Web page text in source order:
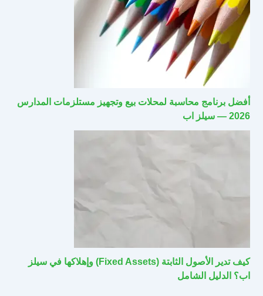
أفضل برنامج محاسبة لمحلات بيع وتجهيز مستلزمات المدارس
2026 — سيلز اب
كيف تدير الأصول الثابتة (Fixed Assets) وإهلاكها في سيلز
اب؟ الدليل الشامل